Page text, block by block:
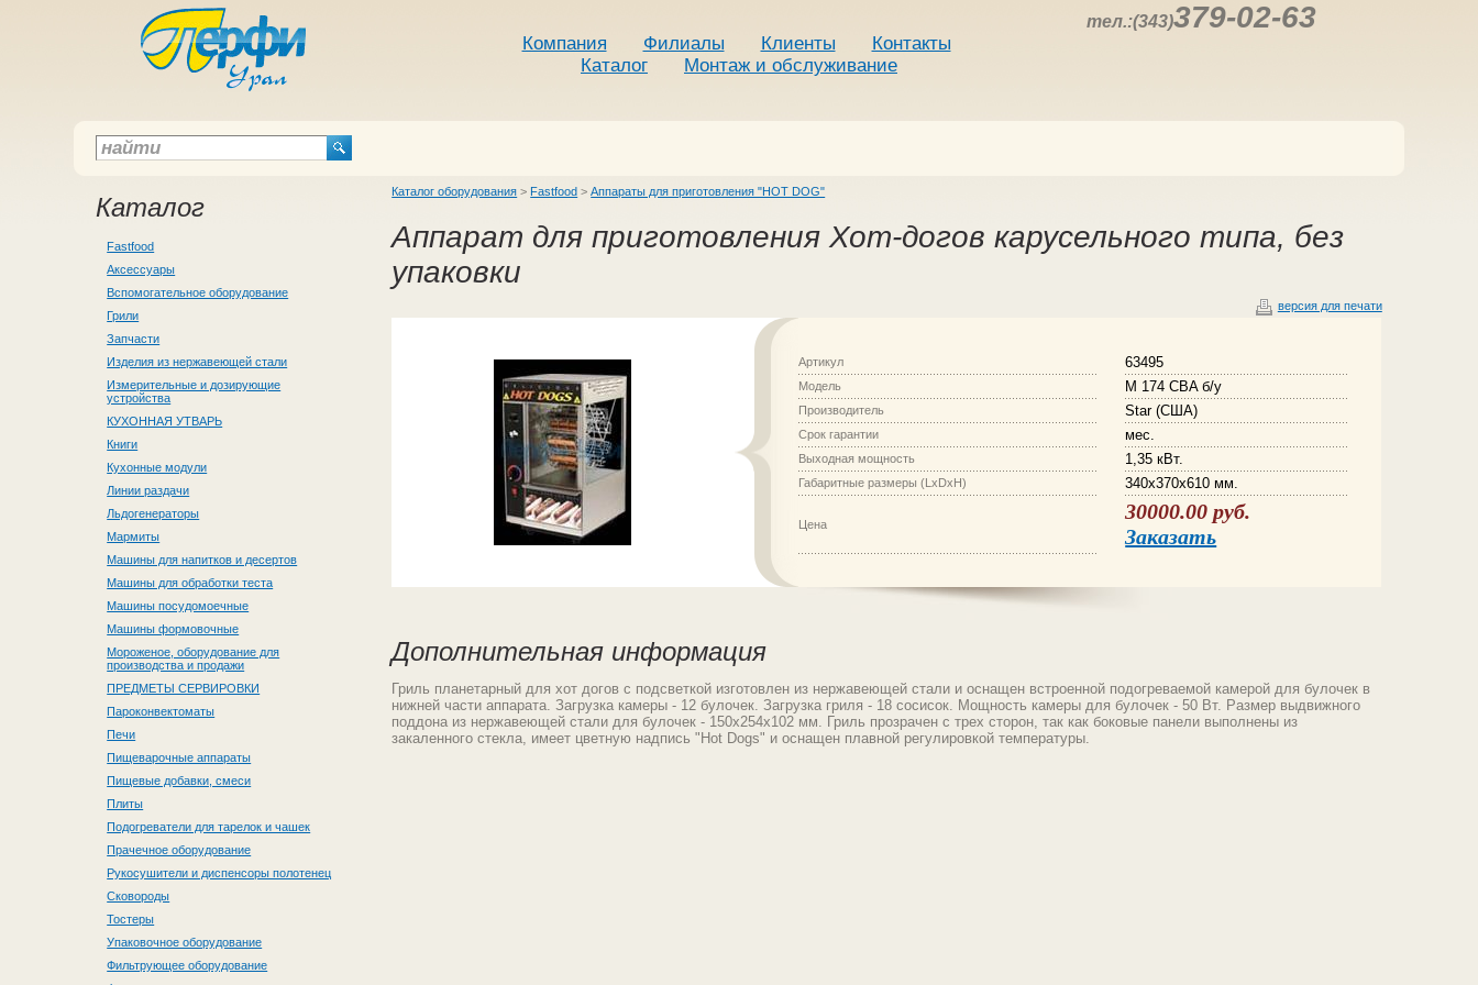
тел.:(343)379-02-63
Компания Филиалы Клиенты
Контакты
Каталог
Монтаж и обслуживание
Каталог
Fastfood
Аксессуары
Вспомогательное оборудование
Грили
Запчасти
Изделия из нержавеющей стали
Измерительные и дозирующие
устройства
КУХОННАЯ УТВАРЬ
Книги
Кухонные модули
Линии раздачи
Льдогенераторы
Мармиты
Машины для напитков и десертов
Машины для обработки теста
Машины посудомоечные
Машины формовочные
Мороженое, оборудование для
производства и продажи
ПРЕДМЕТЫ СЕРВИРОВКИ
Пароконвектоматы
Печи
Пищеварочные аппараты
Пищевые добавки, смеси
Плиты
Подогреватели для тарелок и чашек
Прачечное оборудование
Рукосушители и диспенсоры полотенец
Сковороды
Тостеры
Упаковочное оборудование
Фильтрующее оборудование
Каталог оборудования > Fastfood >Аппараты для приготовления "HOT DOG"
Аппарат для приготовления Хот-догов карусельного типа, без
упаковки
версия для печати
Артикул 63495
Модель M 174 CBA б/у
Производитель Star (США)
Срок гарантии мес.
Выходная мощность 1,35 кВт.
Габаритные размеры (LxDxH) 340x370x610 мм.
Цена
30000.00 руб.
Заказать
Дополнительная информация
Гриль планетарный для хот догов с подсветкой изготовлен из нержавеющей стали и оснащен встроенной подогреваемой камерой для булочек в
нижней части аппарата. Загрузка камеры - 12 булочек. Загрузка гриля - 18 сосисок. Мощность камеры для булочек - 50 Вт. Размер выдвижного
поддона из нержавеющей стали для булочек - 150х254х102 мм. Гриль прозрачен с трех сторон, так как боковые панели выполнены из
закаленного стекла, имеет цветную надпись "Hot Dogs" и оснащен плавной регулировкой температуры.